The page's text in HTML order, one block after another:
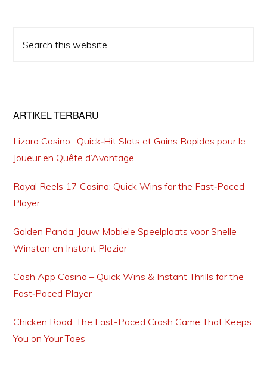
Primary
this
ARTIKEL TERBARU
Lizaro Casino : Quick‑Hit Slots et Gains Rapides pour le
Joueur en Quête d’Avantage
Royal Reels 17 Casino: Quick Wins for the Fast‑Paced
Player
Golden Panda: Jouw Mobiele Speelplaats voor Snelle
Winsten en Instant Plezier
Cash App Casino – Quick Wins & Instant Thrills for the
Fast‑Paced Player
Chicken Road: The Fast-Paced Crash Game That Keeps
You on Your Toes